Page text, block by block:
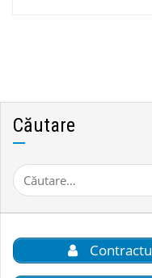
Căutare
Caută
după: